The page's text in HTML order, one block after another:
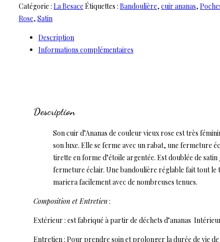
La
Besace
Catégorie : La Besace Étiquettes : Bandoulière, cuir ananas,
Rose, Satin
Description
Informations complémentaires
Description
Son cuir d’Ananas de couleur vieux rose est très
son luxe. Elle se ferme avec un rabat, une fermeture
tirette en forme d’étoile argentée. Est doublée de
fermeture éclair. Une bandoulière réglable fait tout le
mariera facilement avec de nombreuses tenues.
Composition et Entretien:
Extérieur : est fabriqué à partir de déchets d’ananas
Entretien : Pour prendre soin et prolonger la durée de vie